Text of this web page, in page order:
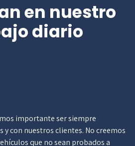
en nuestro
diario
importante ser siempre
con nuestros clientes. No creemos
que no sean probados a